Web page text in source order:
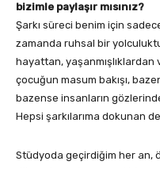
bizimle paylaşır mısınız?
Şarkı süreci benim için
zamanda ruhsal bir
hayattan, yaşanmışlıklardan
çocuğun masum bakışı,
bazense insanların
Hepsi şarkılarıma dokunan
Stüdyoda geçirdiğim her an,